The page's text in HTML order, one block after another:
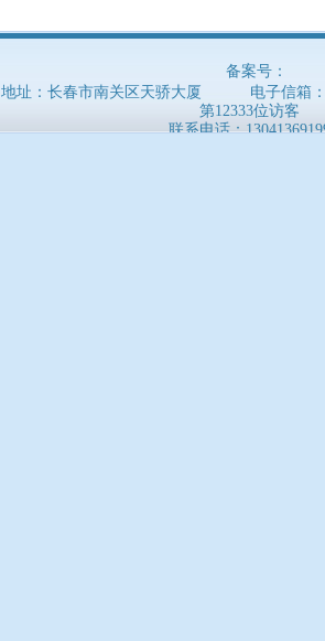
备案号：
地址：长春市南关区天骄大厦 电子信箱：
第12333位访客
联系电话：